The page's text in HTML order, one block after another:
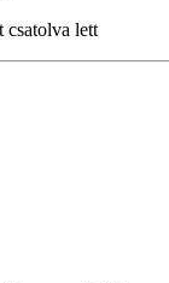
csatolva lett